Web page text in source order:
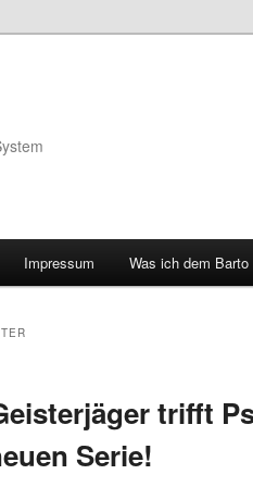
Impressum Was ich dem
trifft
Serie!